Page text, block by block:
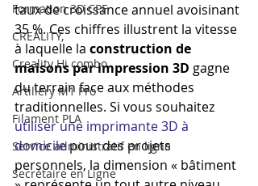
Formation 3D CPF
CREALITY,
Creality Hi combo
Artillery M1 Pro
Filament PLA
Service administratif en ligne
Secrétaire en Ligne
taux de croissance annuel avoisinant
35 %. Ces chiffres illustrent la vitesse
à laquelle la construction de
maisons par impression 3D gagne
du terrain face aux méthodes
traditionnelles. Si vous souhaitez
utiliser une imprimante 3D à
domicile pour des projets
personnels, la dimension « bâtiment